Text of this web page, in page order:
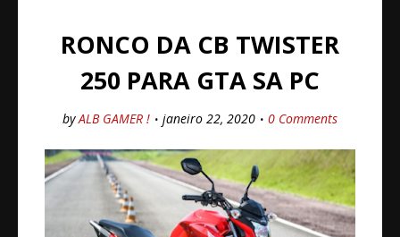
RONCO DA CB TWISTER
250 PARA GTA SA PC
by ALB GAMER ! janeiro 22, 2020 0 Comments